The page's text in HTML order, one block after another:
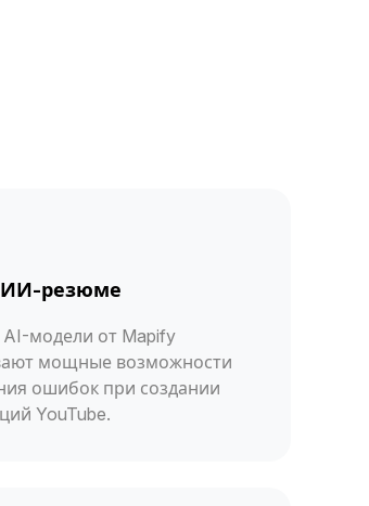
резюме
модели от Mapify
мощные возможности
ошибок при создании
YouTube.